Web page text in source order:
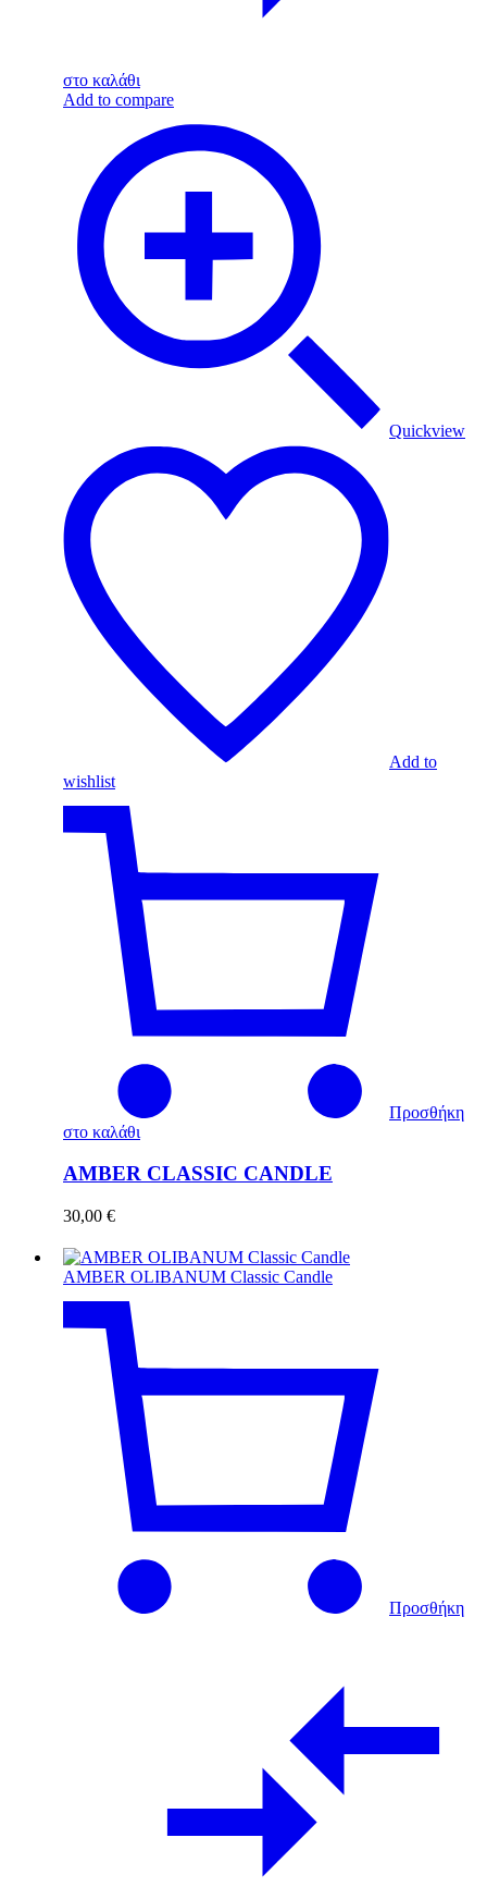
στο καλάθι
Add to compare
Quickview
Add to
wishlist
Προσθήκη
στο καλάθι
AMBER CLASSIC CANDLE
30,00 €
AMBER OLIBANUM Classic Candle
Προσθήκη